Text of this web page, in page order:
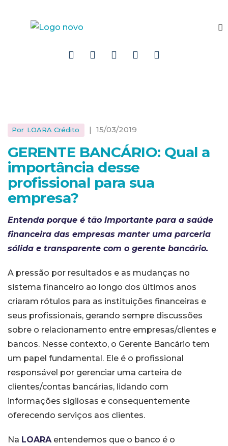
Por LOARA Crédito | 15/03/2019
GERENTE BANCÁRIO: Qual a
importância desse
profissional para sua
empresa?
Entenda porque é tão importante para a saúde
financeira das empresas manter uma parceria
sólida e transparente com o gerente bancário.
A pressão por resultados e as mudanças no
sistema financeiro ao longo dos últimos anos
criaram rótulos para as instituições financeiras e
seus profissionais, gerando sempre discussões
sobre o relacionamento entre empresas/clientes e
bancos. Nesse contexto, o Gerente Bancário tem
um papel fundamental. Ele é o profissional
responsável por gerenciar uma carteira de
clientes/contas bancárias, lidando com
informações sigilosas e consequentemente
oferecendo serviços aos clientes.
Na LOARAentendemos que o banco é o